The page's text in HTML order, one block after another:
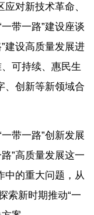
对新技术革命、
带一路”建设座谈
建设高质量发展进
可持续、惠民生
、创新等新领域合
带一路”创新发展
”高质量发展这一
中的重大问题，从
索新时期推动“一